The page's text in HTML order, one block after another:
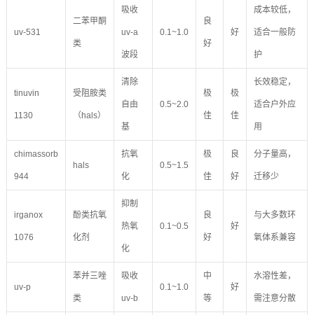
uv-531
二苯甲酮
类
吸收
uv-a
波段
0.1~1.0
良
好
好
成本较低，
适合一般防
护
tinuvin
1130
受阻胺类
（hals）
清除
自由
基
0.5~2.0
极
佳
极
佳
长效稳定，
适合户外应
用
chimassorb
944
hals
抗氧
化
0.5~1.5
极
佳
良
好
分子量高，
迁移少
irganox
1076
酚类抗氧
化剂
抑制
热氧
化
0.1~0.5
良
好
好
与大多数环
氧体系兼容
uv-p
苯并三唑
类
吸收
uv-b
0.1~1.0
中
等
好
水溶性差，
需注意分散